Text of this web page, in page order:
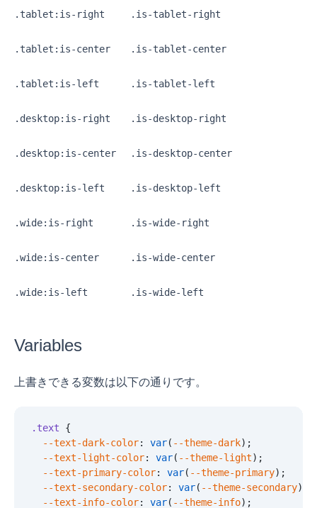
.tablet:is-right .is-tablet-right
.tablet:is-center .is-tablet-center
.tablet:is-left .is-tablet-left
.desktop:is-right .is-desktop-right
.desktop:is-center .is-desktop-center
.desktop:is-left .is-desktop-left
.wide:is-right .is-wide-right
.wide:is-center .is-wide-center
.wide:is-left .is-wide-left
Variables
上書きできる変数は以下の通りです。
.text {
  --text-dark-color
: var( --theme-dark);
  --text-light-color
: var( --theme-light);
  --text-primary-color
: var( --theme-primary);
  --text-secondary-color
: var( --theme-secondary);
  --text-info-color
: var( --theme-info);